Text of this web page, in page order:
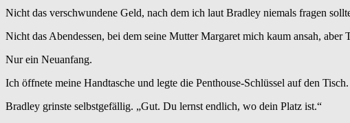
Nicht das verschwundene Geld, nach dem ich laut Bradley niemals fragen
Nicht das Abendessen, bei dem seine Mutter Margaret mich kaum ansah, aber
Nur ein Neuanfang.
Ich öffnete meine Handtasche und legte die Penthouse-Schlüssel auf den Tisch.
Bradley grinste selbstgefällig. „Gut. Du lernst endlich, wo dein Platz ist.“